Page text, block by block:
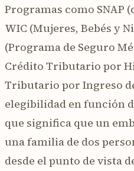
Programas como SNAP
WIC (Mujeres, Bebés y
(Programa de Seguro
Crédito Tributario por
Tributario por Ingreso
elegibilidad en función
que significa que un
una familia de dos
desde el punto de vista